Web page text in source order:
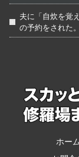
夫に「自炊を覚
の予約をされた
ホー